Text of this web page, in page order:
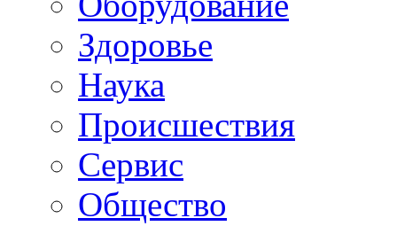
Здоровье
Наука
Происшествия
Сервис
Общество